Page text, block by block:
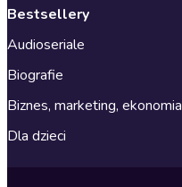
Bestsellery
Audioseriale
Biografie
Biznes, marketing, ekonomia
Dla dzieci